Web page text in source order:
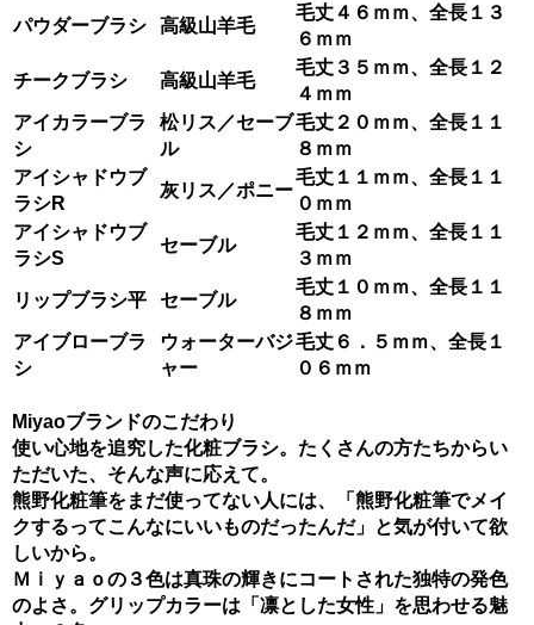
パウダーブラシ 高級山羊毛
毛丈４６ｍｍ、全長１３
６ｍｍ
チークブラシ 高級山羊毛
毛丈 ３５ｍｍ、全長１２
４ｍｍ
アイカラーブラ
シ
松リス／セーブ
ル
毛丈２０ｍｍ、全長１１
８ｍｍ
アイシャドウブ
ラシR
灰リス／ポニー
毛丈 １１ｍｍ、全長１１
０ｍｍ
アイシャドウブ
ラシS
セーブル
毛丈１２ｍｍ、全長１１
３ｍｍ
リップブラシ平 セーブル
毛丈 １０ｍｍ、全長１１
８ｍｍ
アイブローブラ
シ
ウォーターバジ
ャー
毛丈６．５ｍｍ、全長１
０６ｍｍ
Miyaoブランドのこだわり
使い心地を追究した化粧ブラシ。たくさんの方たちからい
ただいた、そんな声に応えて。
熊野化粧筆をまだ使ってない人には、「熊野化粧筆でメイ
クするってこんなにいいものだったんだ」と気が付いて欲
しいから。
Ｍｉｙａｏの３色は真珠の輝きにコートされた独特の発色
のよさ。グリップカラーは「凛とした女性」を思わせる魅